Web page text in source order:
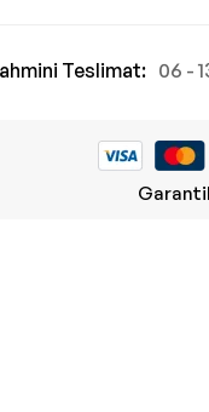
Teslimat: 06 -